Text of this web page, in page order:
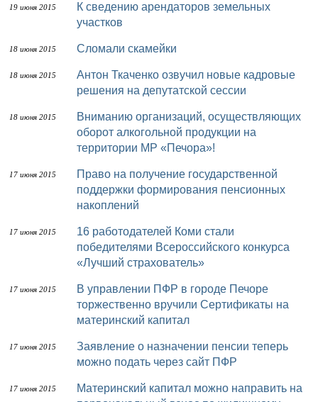
19 июня 2015
К сведению арендаторов земельных
участков
18 июня 2015 Сломали скамейки
18 июня 2015
Антон Ткаченко озвучил новые кадровые
решения на депутатской сессии
18 июня 2015
Вниманию организаций, осуществляющих
оборот алкогольной продукции на
территории МР «Печора»!
17 июня 2015
Право на получение государственной
поддержки формирования пенсионных
накоплений
17 июня 2015
16 работодателей Коми стали
победителями Всероссийского конкурса
«Лучший страхователь»
17 июня 2015
В управлении ПФР в городе Печоре
торжественно вручили Сертификаты на
материнский капитал
17 июня 2015
Заявление о назначении пенсии теперь
можно подать через сайт ПФР
17 июня 2015
Материнский капитал можно направить на